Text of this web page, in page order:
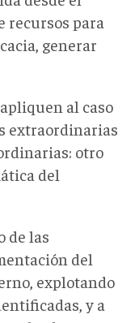
recursos para
generar
al caso
extraordinarias
otro
del
de las
del
explotando
y a